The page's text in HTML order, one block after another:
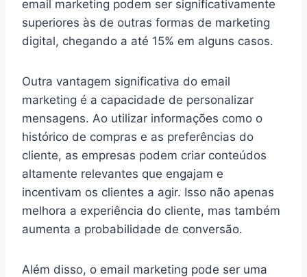
email marketing podem ser significativamente
superiores às de outras formas de marketing
digital, chegando a até 15% em alguns casos.
Outra vantagem significativa do email
marketing é a capacidade de personalizar
mensagens. Ao utilizar informações como o
histórico de compras e as preferências do
cliente, as empresas podem criar conteúdos
altamente relevantes que engajam e
incentivam os clientes a agir. Isso não apenas
melhora a experiência do cliente, mas também
aumenta a probabilidade de conversão.
Além disso, o email marketing pode ser uma